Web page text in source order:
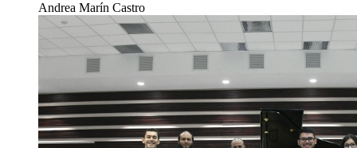
Andrea Marín Castro